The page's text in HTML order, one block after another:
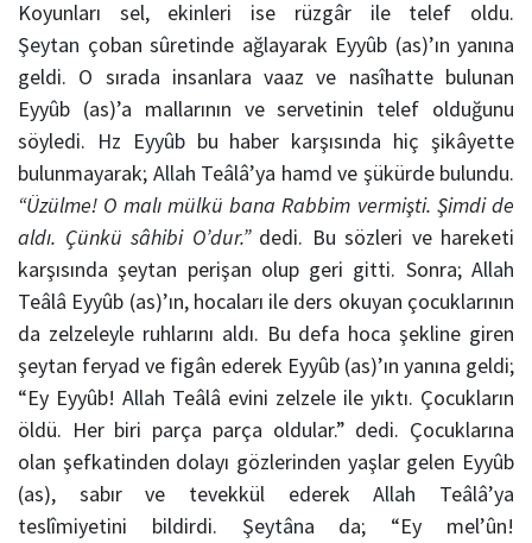
Koyunları sel, ekinleri ise rüzgâr ile telef oldu.
Şeytan çoban sûretinde ağlayarak Eyyûb (as)’ın yanına
geldi. O sırada insanlara vaaz ve nasîhatte bulunan
Eyyûb (as)’a mallarının ve servetinin telef olduğunu
söyledi. Hz Eyyûbbu haber karşısında hiç şikâyette
bulunmayarak; Allah Teâlâ’ya hamd ve şükürde bulundu.
“Üzülme! O malı mülkü bana Rabbim vermişti. Şimdi de
aldı. Çünkü sâhibi O’dur.”dedi. Bu sözleri ve hareketi
karşısında şeytan perişan olup geri gitti. Sonra;Allah
Teâlâ Eyyûb (as)’ın, hocaları ile ders okuyan çocuklarının
da zelzeleyle ruhlarını aldı. Bu defa hoca şekline giren
şeytan feryad ve figân ederek Eyyûb (as)’ın yanına geldi;
“Ey Eyyûb! Allah Teâlâ evini zelzele ile yıktı. Çocukların
öldü. Her biri parça parça oldular.” dedi. Çocuklarına
olan şefkatinden dolayı gözlerinden yaşlar gelen Eyyûb
(as), sabır ve tevekkül ederekAllah Teâlâ’ya
teslîmiyetini bildirdi. Şeytâna da; “Ey mel’ûn!